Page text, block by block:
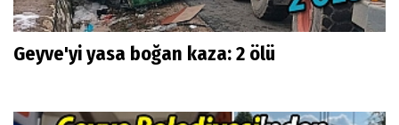
Geyve'yi yasa boğan kaza: 2 ölü